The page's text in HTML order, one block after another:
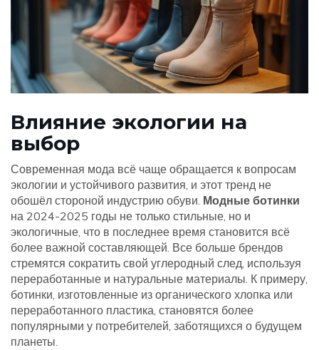
Влияние экологии на
выбор
Современная мода всё чаще обращается к вопросам
экологии и устойчивого развития, и этот тренд не
обошёл стороной индустрию обуви. Модные ботинки
на 2024-2025 годы не только стильные, но и
экологичные, что в последнее время становится всё
более важной составляющей. Все больше брендов
стремятся сократить свой углеродный след, используя
переработанные и натуральные материалы. К примеру,
ботинки, изготовленные из органического хлопка или
переработанного пластика, становятся более
популярными у потребителей, заботящихся о будущем
планеты.